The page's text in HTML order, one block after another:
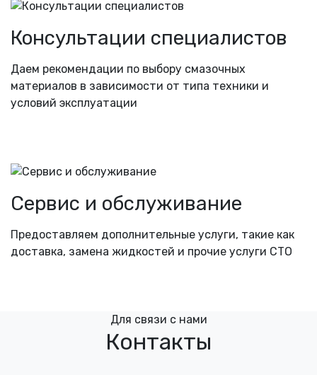
Консультации специалистов
Даем рекомендации по выбору смазочных
материалов в зависимости от типа техники и
условий эксплуатации
Сервис и обслуживание
Предоставляем дополнительные услуги, такие как
доставка, замена жидкостей и прочие услуги СТО
Для связи с нами
Контакты